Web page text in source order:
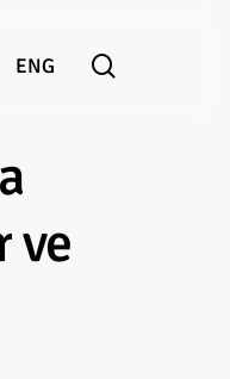
ENG
ve